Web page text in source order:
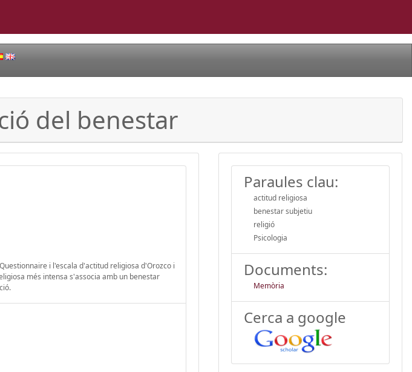
del benestar
i l'escala d'actitud religiosa d'Orozco i
més intensa s'associa amb un benestar
Paraules clau:
actitud religiosa
benestar subjetiu
religió
Psicologia
Documents:
Memòria
Cerca a google